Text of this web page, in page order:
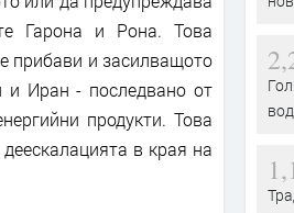
Гарона и Рона. Това
прибави и засилващото
и Иран - последвано от
продукти. Това
в края на